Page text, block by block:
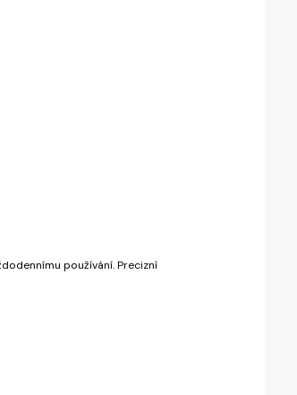
používání. Precizní